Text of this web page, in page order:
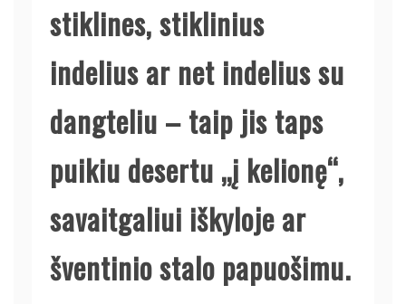
stiklines, stiklinius
indelius ar net indelius su
dangteliu – taip jis taps
puikiu desertu „į kelionę“,
savaitgaliui iškyloje ar
šventinio stalo papuošimu.